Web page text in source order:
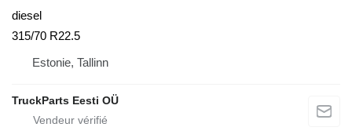
diesel
315/70 R22.5
Estonie, Tallinn
TruckParts Eesti OÜ